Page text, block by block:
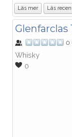
Läs mer Läs
Glenfarclas
0
Whisky
0